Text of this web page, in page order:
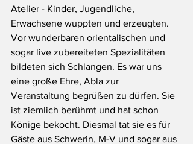
Atelier - Kinder, Jugendliche,
Erwachsene wuppten und erzeugten.
Vor wunderbaren orientalischen und
sogar live zubereiteten Spezialitäten
bildeten sich Schlangen. Es war uns
eine große Ehre, Abla zur
Veranstaltung begrüßen zu dürfen. Sie
ist ziemlich berühmt und hat schon
Könige bekocht. Diesmal tat sie es für
Gäste aus Schwerin, M-V und sogar aus